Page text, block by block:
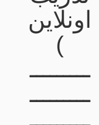
اونلاين
)
ـــــــــ
ـــــــــ
ـــــــــ